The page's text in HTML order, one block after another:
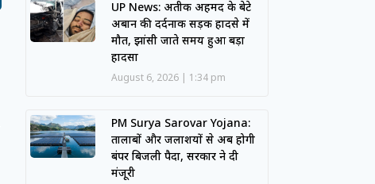
UP News: अतीक अहमद के बेटे
अबान की दर्दनाक सड़क हादसे में
मौत, झांसी जाते समय हुआ बड़ा
हादसा
August 6, 2026 1:34 pm
PM Surya Sarovar Yojana:
तालाबों और जलाशयों से अब होगी
बंपर बिजली पैदा, सरकार ने दी
मंजूरी